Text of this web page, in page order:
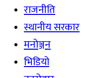
राजनीति
स्थानीय सरकार
मनोञ्जन
भिडियो